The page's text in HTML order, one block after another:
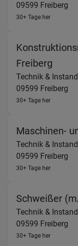
09599 Freiberg
30+ Tage her
Freiberg
Technik &
09599 Freiberg
30+ Tage her
Maschinen-
Technik &
09599 Freiberg
30+ Tage her
Schweißer
Technik &
09599 Freiberg
30+ Tage her